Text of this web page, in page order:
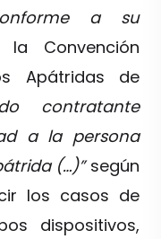
a su
Convención
Apátridas de
contratante
a la persona
(…)”según
los casos de
dispositivos,